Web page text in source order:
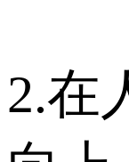
2.在